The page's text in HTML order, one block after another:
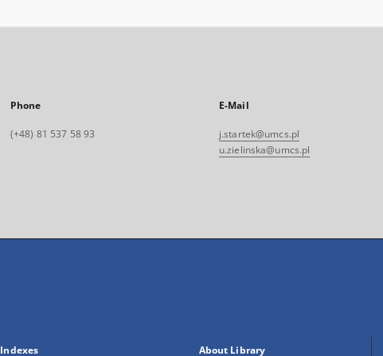
Phone
(+48) 81 537 58 93
E-Mail
j.startek@umcs.pl
u.zielinska@umcs.pl
Indexes About Library